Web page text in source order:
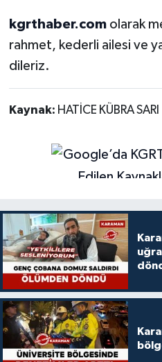
kgrthaber.comolarak
rahmet, kederli ailesi ve
dileriz.
Kaynak: HATİCE KÜBRA SARI